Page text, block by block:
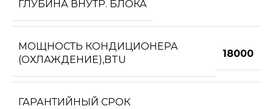
ГЛУБИНА ВНУТР. БЛОКА
МОЩНОСТЬ КОНДИЦИОНЕРА
(ОХЛАЖДЕНИЕ),BTU
18000
ГАРАНТИЙНЫЙ СРОК